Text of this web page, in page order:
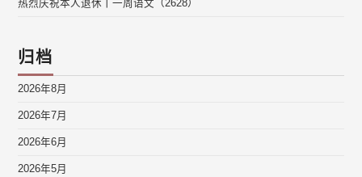
热烈庆祝本人退休丨一周语文（2628）
归档
2026年8月
2026年7月
2026年6月
2026年5月